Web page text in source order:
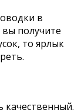
в
получите
то ярлык
качественный.